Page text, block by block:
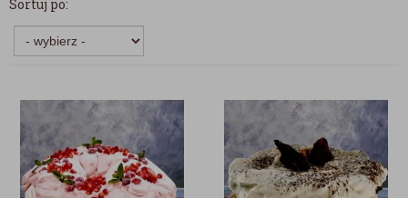
Sortuj po: